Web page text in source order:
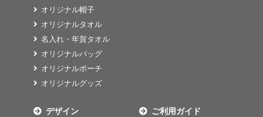
オリジナル帽子
オリジナルタオル
名入れ・年賀タオル
オリジナルバッグ
オリジナルポーチ
オリジナルグッズ
デザイン ご利用ガイド